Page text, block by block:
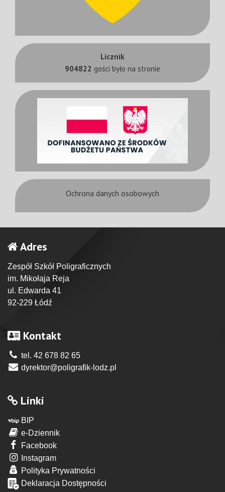
Licznik
904822 gości było na stronie
Ochrona danych osobowych
Adres
Zespół Szkół Poligraficznych
im. Mikołaja Reja
ul. Edwarda 41
92-229 Łódź
Kontakt
tel. 42 678 82 65
dyrektor@poligrafik-lodz.pl
Linki
BIP
e-Dziennik
Facebook
Instagram
Polityka Prywatności
Deklaracja Dostępności